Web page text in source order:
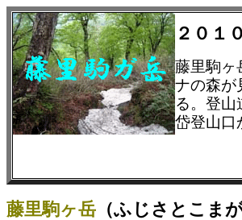
２０１
藤里駒ヶ
ナの森が
る。登山
岱登山口
藤里駒ヶ岳 （ふじさとこま